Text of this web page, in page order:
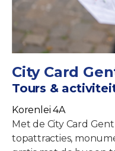
City Card
Tours &
Korenlei 4A
Met de City Card
topattracties,